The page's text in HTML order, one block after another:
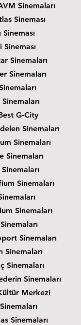
Sinemaları
Sineması
Sineması
Sinemaları
Sinemaları
G-City
Sinemaları
Sinemaları
Sinemaları
Sinemaları
Sinemaları
Sinemaları
Sinemaları
Sinemaları
Sinemaları
Merkezi
Sinemaları